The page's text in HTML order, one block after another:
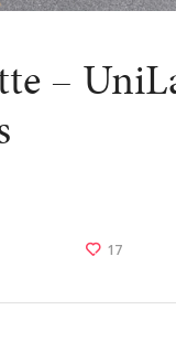
–
17